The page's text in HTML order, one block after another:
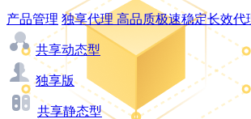
产品管理 独享代理 高品质极速稳定长效代
共享动态型
独享版
共享静态型